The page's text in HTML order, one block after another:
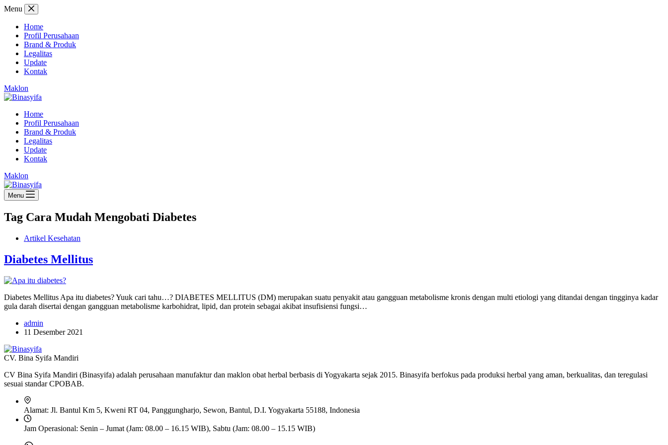
Skip
content
Menu
Home
Profil Perusahaan
Brand & Produk
Legalitas
Update
Kontak
Maklon
Home
Profil Perusahaan
Brand & Produk
Legalitas
Update
Kontak
Maklon
Menu
Tag Cara Mudah Mengobati Diabetes
Artikel Kesehatan
Diabetes Mellitus
Diabetes Mellitus Apa itu diabetes? Yuuk cari tahu…? DIABETES MELLITUS (DM) merupakan suatu penyakit atau gangguan metabolisme kronis dengan multi etiologi yang ditandai dengan tingginya kadar
gula darah disertai dengan gangguan metabolisme karbohidrat, lipid, dan protein sebagai akibat insufisiensi fungsi…
admin
11 Desember 2021
CV. Bina Syifa Mandiri
CV Bina Syifa Mandiri (Binasyifa) adalah perusahaan manufaktur dan maklon obat herbal berbasis di Yogyakarta sejak 2015. Binasyifa berfokus pada produksi herbal yang aman, berkualitas, dan teregulasi
sesuai standar CPOBAB.
Alamat: Jl. Bantul Km 5, Kweni RT 04, Panggungharjo, Sewon, Bantul, D.I. Yogyakarta 55188, Indonesia
Jam Operasional: Senin – Jumat (Jam: 08.00 – 16.15 WIB), Sabtu (Jam: 08.00 – 15.15 WIB)